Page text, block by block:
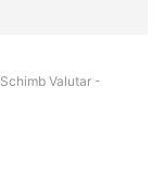
Valutar -